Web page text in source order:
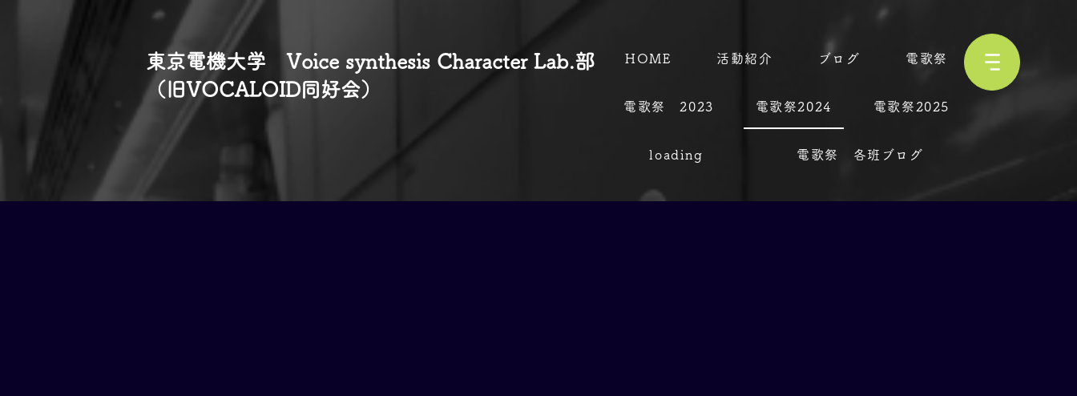
​東京電機大学 Voice synthesis Character Lab.部
​（旧VOCALOID同好会）
HOME 活動紹介 ブログ 電歌祭
電歌祭 2023 電歌祭2024 電歌祭2025
loading 電歌祭 各班ブログ